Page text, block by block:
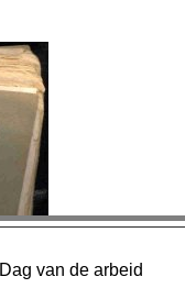
Dag van de arbeid